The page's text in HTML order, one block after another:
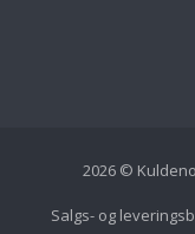
2026 ©
Salgs- og